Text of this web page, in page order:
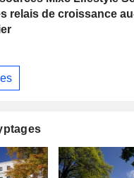
relais de croissance